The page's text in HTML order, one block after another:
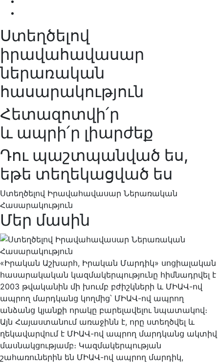
Ստեղծելով
իրավահավասար
ներառական
հասարակություն
Հետազոտվի՛ր
և ապրի՛ր լիարժեք
Դու պաշտպանված ես,
եթե տեղեկացված ես
Ստեղծելով Իրավահավասար Ներառական
Հասարակություն
Մեր մասին
«Իրական Աշխարհ, Իրական Մարդիկ» սոցիալական
հասարակական կազմակերպությունը հիմնադրվել է
2003 թվականին մի խումբ բժիշկների և ՄԻԱՎ-ով
ապրող մարդկանց կողմից՝ ՄԻԱՎ-ով ապրող
անձանց կյանքի որակը բարելավելու նպատակով։
Այն Հայաստանում առաջինն է, որը ստեղծվել և
ղեկավարվում է ՄԻԱՎ-ով ապրող մարդկանց ակտիվ
մասնակցությամբ։ Կազմակերպության
շահառուներին են ՄԻԱՎ-ով ապրող մարդիկ,